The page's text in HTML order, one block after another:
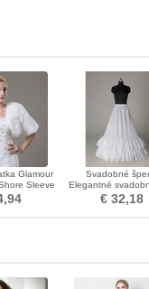
Glamour
Sleeve
kože
Svadobné
Elegantné
Elastický pás€ 32,18